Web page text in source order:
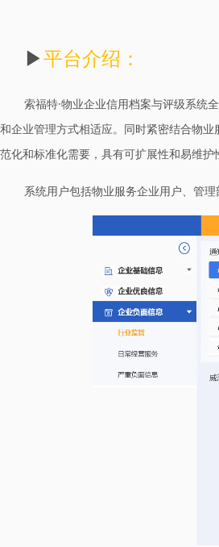
▶平台介绍：
索福特·物业企业信用档案与评级系统
和企业管理方式相适应。同时紧密结合物
范化和标准化需要，具有可扩展性和易维
系统用户包括物业服务企业用户、管